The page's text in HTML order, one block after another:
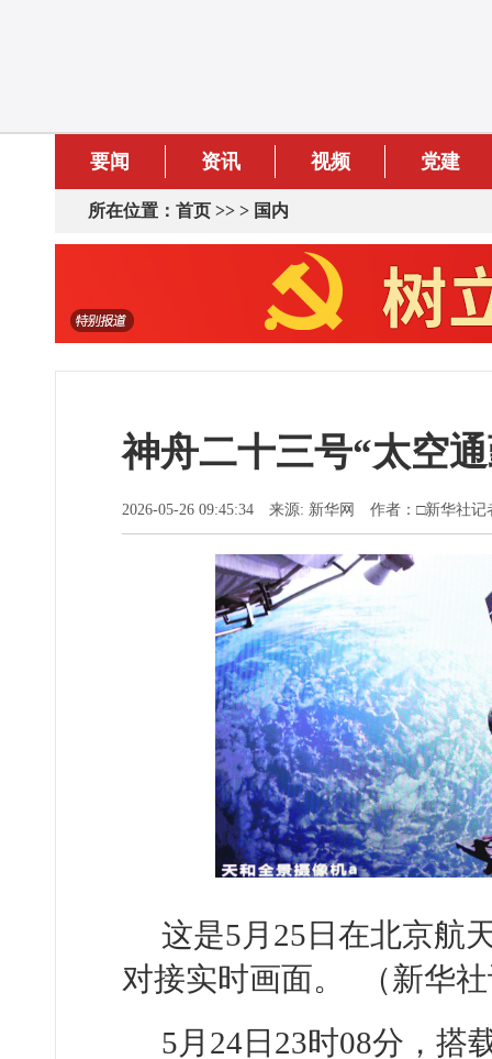
要闻 资讯 视频 党建
所在位置： 首页 >> > 国内
神舟二十三号“太空
2026-05-26 09:45:34 来源: 新华网 作者：□新华社记
这是5月25日在北京航
对接实时画面。 （新华
5月24日23时08分，搭